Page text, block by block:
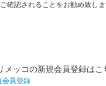
ご確認されることをお勧め致し
メッコの新規会員登録はこ
会員登録